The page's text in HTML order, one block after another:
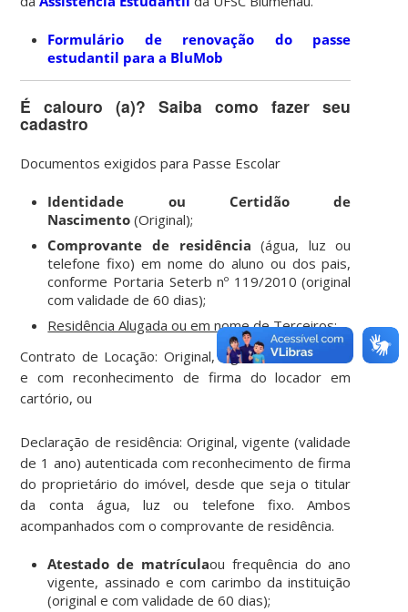
Formulário de renovação do passe
estudantil para a BluMob
É calouro (a)? Saiba como fazer seu
cadastro
Documentos exigidos para Passe Escolar
Identidade ou Certidão de
Nascimento(Original);
Comprovante de residência (água, luz ou
telefone fixo) em nome do aluno ou dos pais,
conforme Portaria Seterb nº 119/2010 (original
com validade de 60 dias);
Residência Alugada ou em nome de Terceiros:
Contrato de Locação: Original, vigente, autenticado
e com reconhecimento de firma do locador em
cartório, ou
Declaração de residência: Original, vigente (validade
de 1 ano) autenticada com reconhecimento de firma
do proprietário do imóvel, desde que seja o titular
da conta água, luz ou telefone fixo. Ambos
acompanhados com o comprovante de residência.
Atestado de matrículaou frequência do ano
vigente, assinado e com carimbo da instituição
(original e com validade de 60 dias);